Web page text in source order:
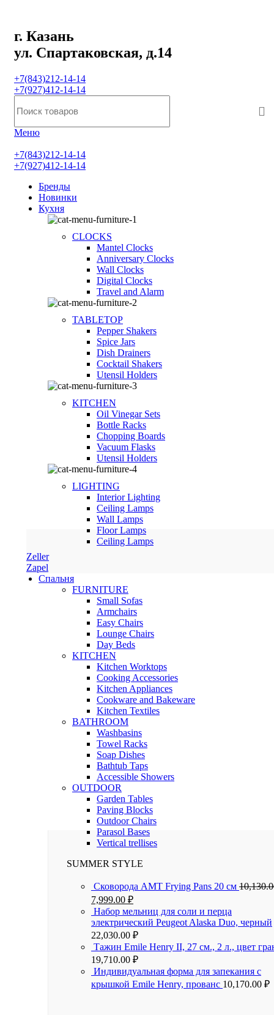
г. Казань
ул. Спартаковская, д.14
+7(843)212-14-14
+7(927)412-14-14
Меню
+7(843)212-14-14
+7(927)412-14-14
Бренды
Новинки
Кухня
CLOCKS
Mantel Clocks
Anniversary Clocks
Wall Clocks
Digital Clocks
Travel and Alarm
TABLETOP
Pepper Shakers
Spice Jars
Dish Drainers
Сocktail Shakers
Utensil Holders
KITCHEN
Oil Vinegar Sets
Bottle Racks
Chopping Boards
Vacuum Flasks
Utensil Holders
LIGHTING
Interior Lighting
Ceiling Lamps
Wall Lamps
Floor Lamps
Ceiling Lamps
Zeller
Zapel
Спальня
FURNITURE
Small Sofas
Armchairs
Easy Chairs
Lounge Chairs
Day Beds
KITCHEN
Kitchen Worktops
Cooking Accessories
Kitchen Appliances
Cookware and Bakeware
Kitchen Textiles
BATHROOM
Washbasins
Towel Racks
Soap Dishes
Bathtub Taps
Accessible Showers
OUTDOOR
Garden Tables
Paving Blocks
Outdoor Chairs
Parasol Bases
Vertical trellises
SUMMER STYLE
Сковорода AMT Frying Pans 20 см
7,999.00 ₽
Набор мельниц для соли и перца
электрический Peugeot Alaska Duo, черный
22,030.00 ₽
Тажин Emile Henry II, 27 см., 2 л., цвет
19,710.00 ₽
Индивидуальная форма для запекания с
крышкой Emile Henry, прованс 10,170.00 ₽